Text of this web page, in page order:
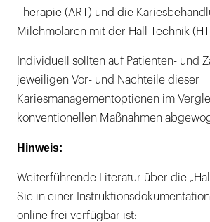
Therapie (ART) und die
Milchmolaren mit der Hall-Technik
Individuell sollten auf Patienten- und
jeweiligen Vor- und Nachteile dieser
Kariesmanagementoptionen im
konventionellen Maßnahmen
Hinweis:
Weiterführende Literatur über die
Sie in einer
online frei verfügbar ist: